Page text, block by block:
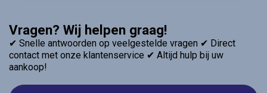
Vragen? Wij helpen graag!
✔ Snelle antwoorden op veelgestelde vragen ✔ Direct
contact met onze klantenservice ✔ Altijd hulp bij uw
aankoop!